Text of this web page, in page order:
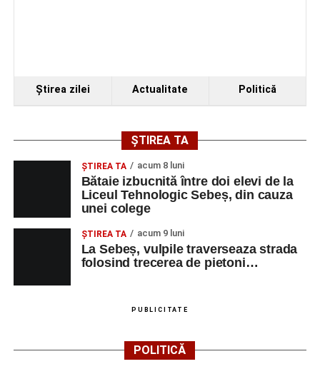
Ştirea zilei Actualitate Politică
ȘTIREA TA
ŞTIREA TA acum 8 luni
Bătaie izbucnită între doi elevi de la
Liceul Tehnologic Sebeș, din cauza
unei colege
ŞTIREA TA acum 9 luni
La Sebeș, vulpile traverseaza strada
folosind trecerea de pietoni…
PUBLICITATE
POLITICĂ